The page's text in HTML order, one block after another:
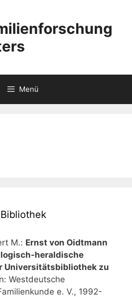
Menü
M.: Ernst von Oidtmann
heraldische
Universitätsbibliothek zu
Westdeutsche
e. V., 1992-